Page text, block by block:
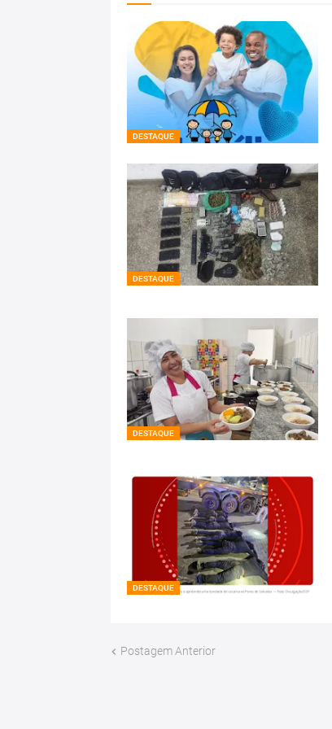
DESTAQUE
DESTAQUE
DESTAQUE
DESTAQUE
Postagem Anterior